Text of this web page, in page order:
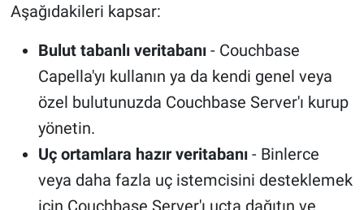
Aşağıdakileri kapsar:
Bulut tabanlı veritabanı - Couchbase
Capella'yı kullanın ya da kendi genel veya
özel bulutunuzda Couchbase Server'ı kurup
yönetin.
Uç ortamlara hazır veritabanı - Binlerce
veya daha fazla uç istemcisini desteklemek
için Couchbase Server'ı uçta dağıtın ve